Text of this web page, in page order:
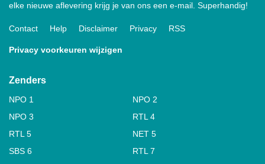
elke nieuwe aflevering krijg je van ons een e-mail. Superhandig!
Contact Help Disclaimer Privacy RSS
Privacy voorkeuren wijzigen
Zenders
NPO 1
NPO 2
NPO 3
RTL 4
RTL 5
NET 5
SBS 6
RTL 7